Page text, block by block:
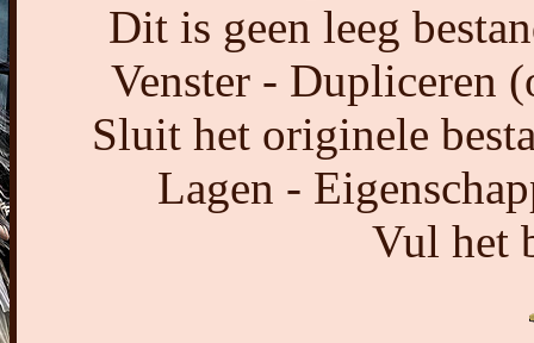
Dit is geen leeg
Venster - Dupliceren
Sluit het originele
Lagen -
Vul het